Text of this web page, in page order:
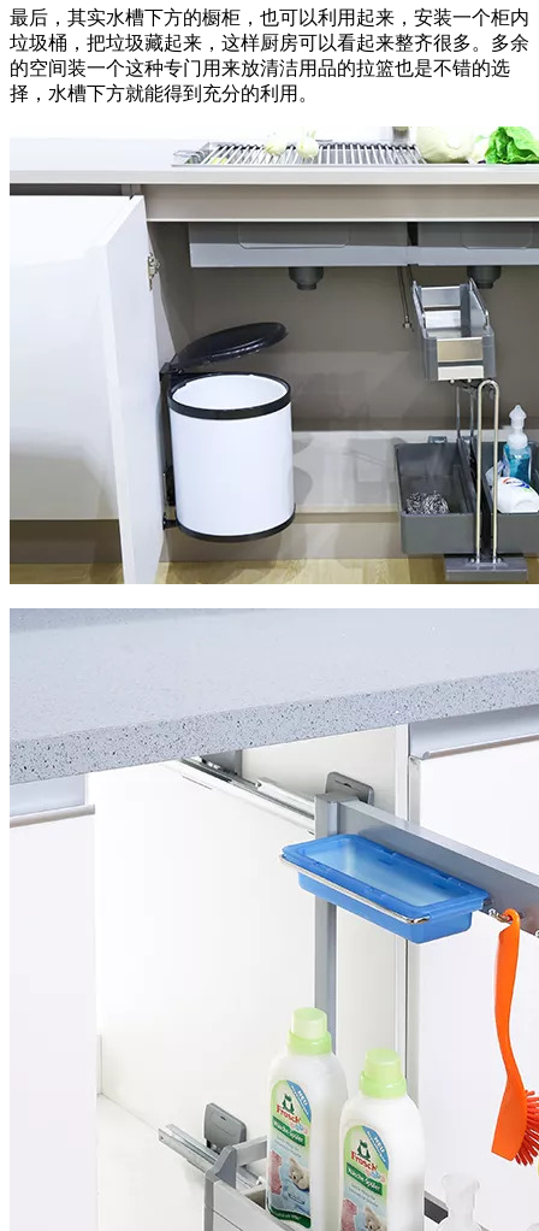
最后，其实水槽下方的橱柜，也可以利用起来，安装一个柜内
垃圾桶，把垃圾藏起来，这样厨房可以看起来整齐很多。多余
的空间装一个这种专门用来放清洁用品的拉篮也是不错的选
择，水槽下方就能得到充分的利用。